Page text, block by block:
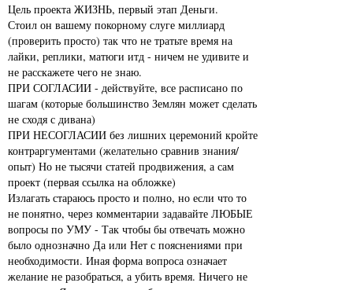
Цель проекта ЖИЗНЬ, первый этап Деньги.
Стоил он вашему покорному слуге миллиард
(проверить просто) так что не тратьте время на
лайки, реплики, матюги итд - ничем не удивите и
не расскажете чего не знаю.
ПРИ СОГЛАСИИ - действуйте, все расписано по
шагам (которые большинство Землян может сделать
не сходя с дивана)
ПРИ НЕСОГЛАСИИ без лишних церемоний кройте
контраргументами (желательно сравнив знания/
опыт) Но не тысячи статей продвижения, а сам
проект (первая ссылка на обложке)
Излагать стараюсь просто и полно, но если что то
не понятно, через комментарии задавайте ЛЮБЫЕ
вопросы по УМУ - Так чтобы бы отвечать можно
было однозначно Да или Нет с пояснениями при
необходимости. Иная форма вопроса означает
желание не разобраться, а убить время. Ничего не